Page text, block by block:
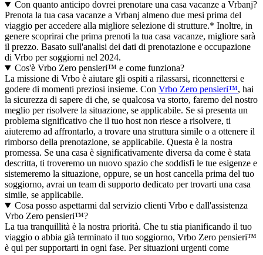
Con quanto anticipo dovrei prenotare una casa vacanze a Vrbanj?
Prenota la tua casa vacanze a Vrbanj almeno due mesi prima del
viaggio per accedere alla migliore selezione di strutture.* Inoltre, in
genere scoprirai che prima prenoti la tua casa vacanze, migliore sarà
il prezzo. Basato sull'analisi dei dati di prenotazione e occupazione
di Vrbo per soggiorni nel 2024.
Cos'è Vrbo Zero pensieri™ e come funziona?
La missione di Vrbo è aiutare gli ospiti a rilassarsi, riconnettersi e
godere di momenti preziosi insieme. Con Vrbo Zero pensieri™, hai
la sicurezza di sapere di che, se qualcosa va storto, faremo del nostro
meglio per risolvere la situazione, se applicabile. Se si presenta un
problema significativo che il tuo host non riesce a risolvere, ti
aiuteremo ad affrontarlo, a trovare una struttura simile o a ottenere il
rimborso della prenotazione, se applicabile. Questa è la nostra
promessa. Se una casa è significativamente diversa da come è stata
descritta, ti troveremo un nuovo spazio che soddisfi le tue esigenze e
sistemeremo la situazione, oppure, se un host cancella prima del tuo
soggiorno, avrai un team di supporto dedicato per trovarti una casa
simile, se applicabile.
Cosa posso aspettarmi dal servizio clienti Vrbo e dall'assistenza
Vrbo Zero pensieri™?
La tua tranquillità è la nostra priorità. Che tu stia pianificando il tuo
viaggio o abbia già terminato il tuo soggiorno, Vrbo Zero pensieri™
è qui per supportarti in ogni fase. Per situazioni urgenti come